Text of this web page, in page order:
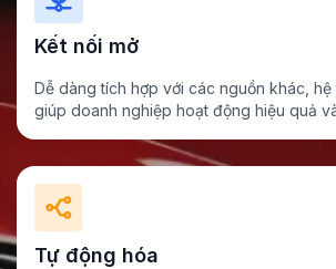
Kết nối mở
Dễ dàng tích hợp với các nguồn khác,
giúp doanh nghiệp hoạt động hiệu quả
Tự động hóa